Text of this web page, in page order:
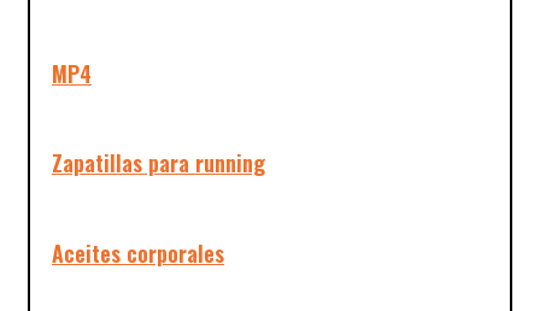
MP4
Zapatillas para running
Aceites corporales